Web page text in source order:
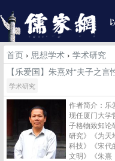
首页 › 思想学术 › 学术研究
【乐爱国】朱熹对“夫子之
学术研究
作者简介：乐
现任厦门大学
子格物致知论
研究》《为天
科技》《宋代
文明》《朱熹